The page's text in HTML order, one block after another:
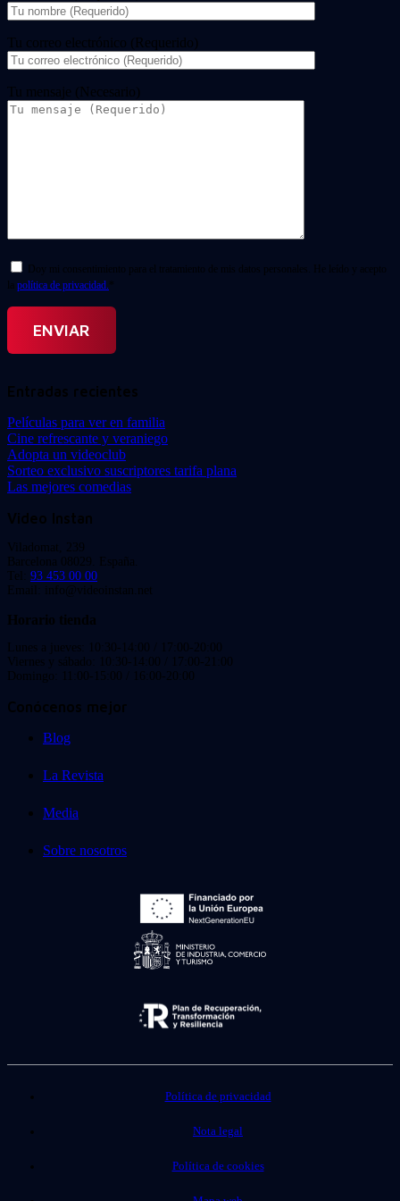
Tu correo electrónico (Requerido)
Tu mensaje (Necesario)
Doy mi consentimiento para el tratamiento de mis datos personales. He leído y acepto
la política de privacidad. *
Entradas recientes
Películas para ver en familia
Cine refrescante y veraniego
Adopta un videoclub
Sorteo exclusivo suscriptores tarifa plana
Las mejores comedias
Video Instan
Viladomat, 239
Barcelona 08029. España.
Tel: 93 453 00 00
Email: info@videoinstan.net
Horario tienda
Lunes a jueves: 10:30-14:00 / 17:00-20:00
Viernes y sábado: 10:30-14:00 / 17:00-21:00
Domingo: 11:00-15:00 / 16:00-20:00
Conócenos mejor
Blog
La Revista
Media
Sobre nosotros
Política de privacidad
Nota legal
Política de cookies